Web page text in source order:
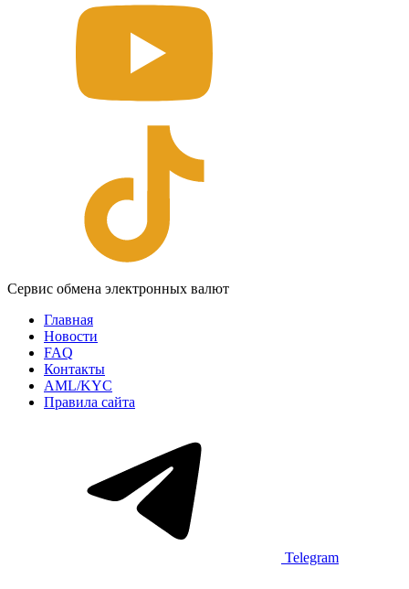
Сервис обмена электронных валют
Главная
Новости
FAQ
Контакты
AML/KYC
Правила сайта
Telegram